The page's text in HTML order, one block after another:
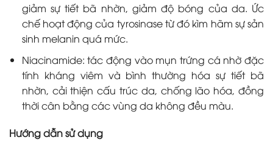
giảm sự tiết bã nhờn, giảm độ bóng của da. Ức
chế hoạt động của tyrosinase từ đó kìm hãm sự sản
sinh melanin quá mức.
Niacinamide: tác động vào mụn trứng cá nhờ đặc
tính kháng viêm và bình thường hóa sự tiết bã
nhờn, cải thiện cấu trúc da, chống lão hóa, đồng
thời cân bằng các vùng da không đều màu.
Hướng dẫn sử dụng